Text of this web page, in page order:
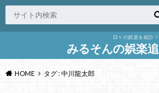
日々の娯楽を紹介！
みるそんの娯楽
HOME タグ : 中川龍太郎